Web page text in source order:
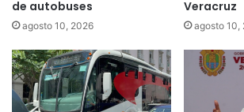
de autobuses
agosto 10, 2026
Veracruz
agosto 10,